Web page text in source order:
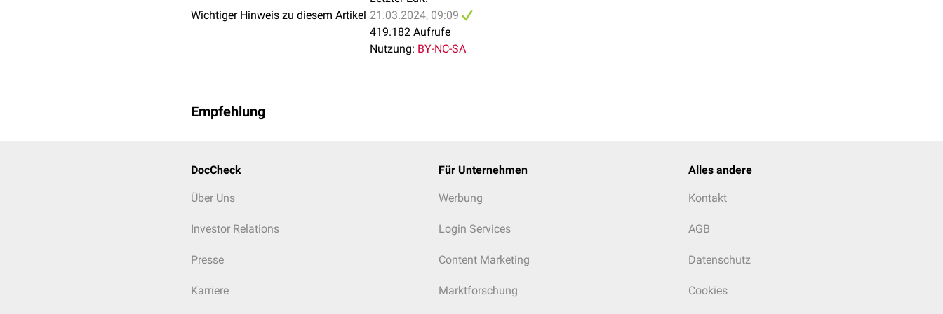
Wichtiger Hinweis zu diesem Artikel 21.03.2024, 09:09
419.182 Aufrufe
Nutzung: BY-NC-SA
Empfehlung
DocCheck
Über Uns
Investor Relations
Presse
Karriere
Für Unternehmen
Werbung
Login Services
Content Marketing
Marktforschung
Alles andere
Kontakt
AGB
Datenschutz
Cookies